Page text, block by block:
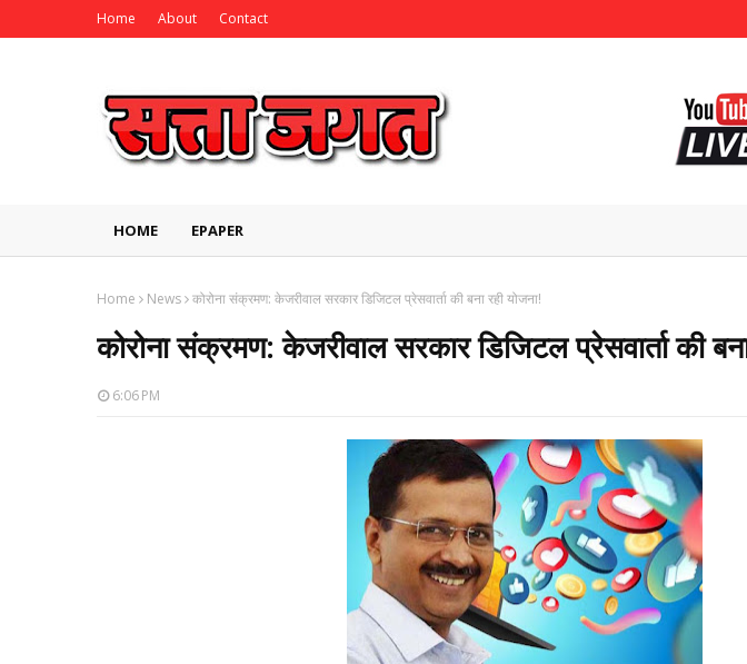
Home About Contact
HOME EPAPER
Home News कोरोना संक्रमण: केजरीवाल सरकार डिजिटल प्रेसवार्ता की बना रही योजना!
कोरोना संक्रमण: केजरीवाल सरकार डिजिटल प्रेसवार्ता की
6:06 PM